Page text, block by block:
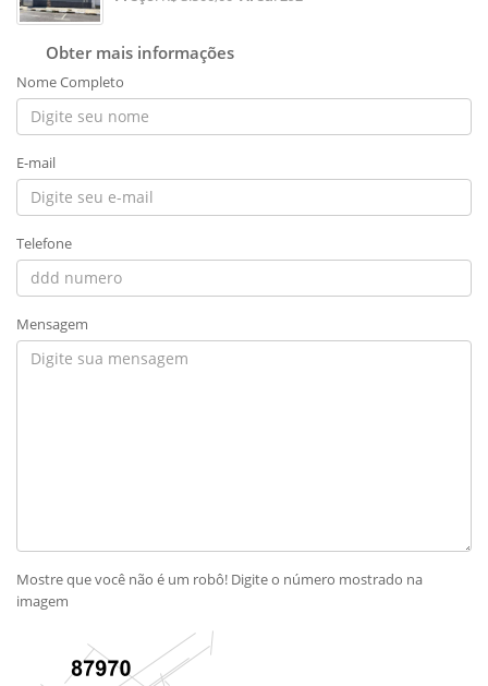
Obter mais informações
Nome Completo
E-mail
Telefone
Mensagem
Mostre que você não é um robô! Digite o número mostrado na
imagem